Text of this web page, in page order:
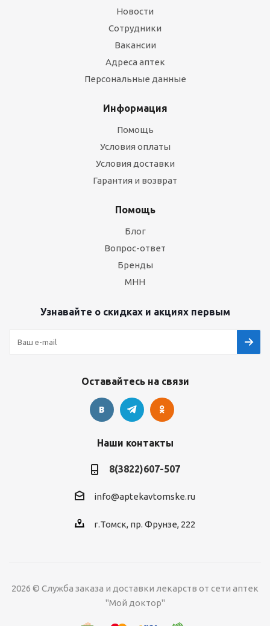
Новости
Сотрудники
Вакансии
Адреса аптек
Персональные данные
Информация
Помощь
Условия оплаты
Условия доставки
Гарантия и возврат
Помощь
Блог
Вопрос-ответ
Бренды
МНН
Узнавайте о скидках и акциях первым
Оставайтесь на связи
Наши контакты
8(3822)607-507
info@aptekavtomske.ru
г.Томск, пр. Фрунзе, 222
2026 © Служба заказа и доставки лекарств от сети аптек
"Мой доктор"
УЗНАВАЙТЕ ОБ
АКЦИЯХ И СКИДКАХ
Нажимая "Подписаться" вы